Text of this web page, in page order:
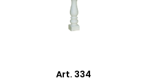
Art. 334